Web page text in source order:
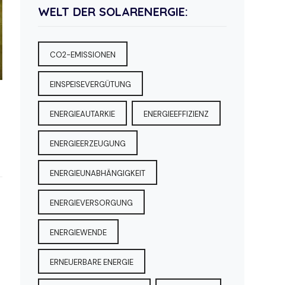
WELT DER SOLARENERGIE:
CO2-EMISSIONEN
EINSPEISEVERGÜTUNG
ENERGIEAUTARKIE ENERGIEEFFIZIENZ
ENERGIEERZEUGUNG
ENERGIEUNABHÄNGIGKEIT
ENERGIEVERSORGUNG
ENERGIEWENDE
ERNEUERBARE ENERGIE